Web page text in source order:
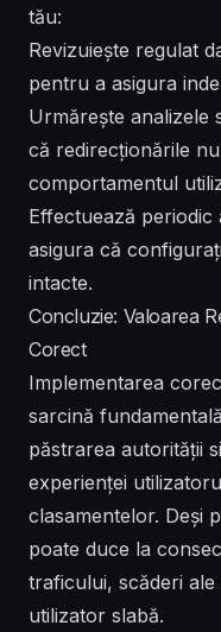
tău:
Revizuiește regulat
pentru a asigura
Urmărește analizele
că redirecționările
comportamentul
Effectuează periodic
asigura că
intacte.
Concluzie: Valoarea
Corect
Implementarea
sarcină
păstrarea autorității
experienței
clasamentelor. Deși
poate duce la
traficului, scăderi
utilizator slabă.